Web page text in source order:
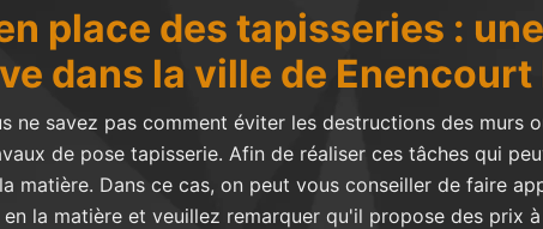
place des tapisseries :
dans la ville de
ne savez pas comment éviter les destructions des murs
de pose tapisserie. Afin de réaliser ces tâches qui
matière. Dans ce cas, on peut vous conseiller de faire
en la matière et veuillez remarquer qu'il propose des prix